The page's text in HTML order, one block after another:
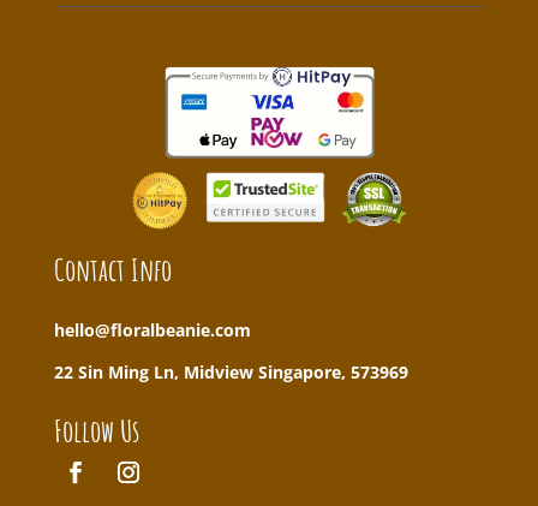
Contact Info
hello@floralbeanie.com
22 Sin Ming Ln, Midview Singapore, 573969
Follow Us